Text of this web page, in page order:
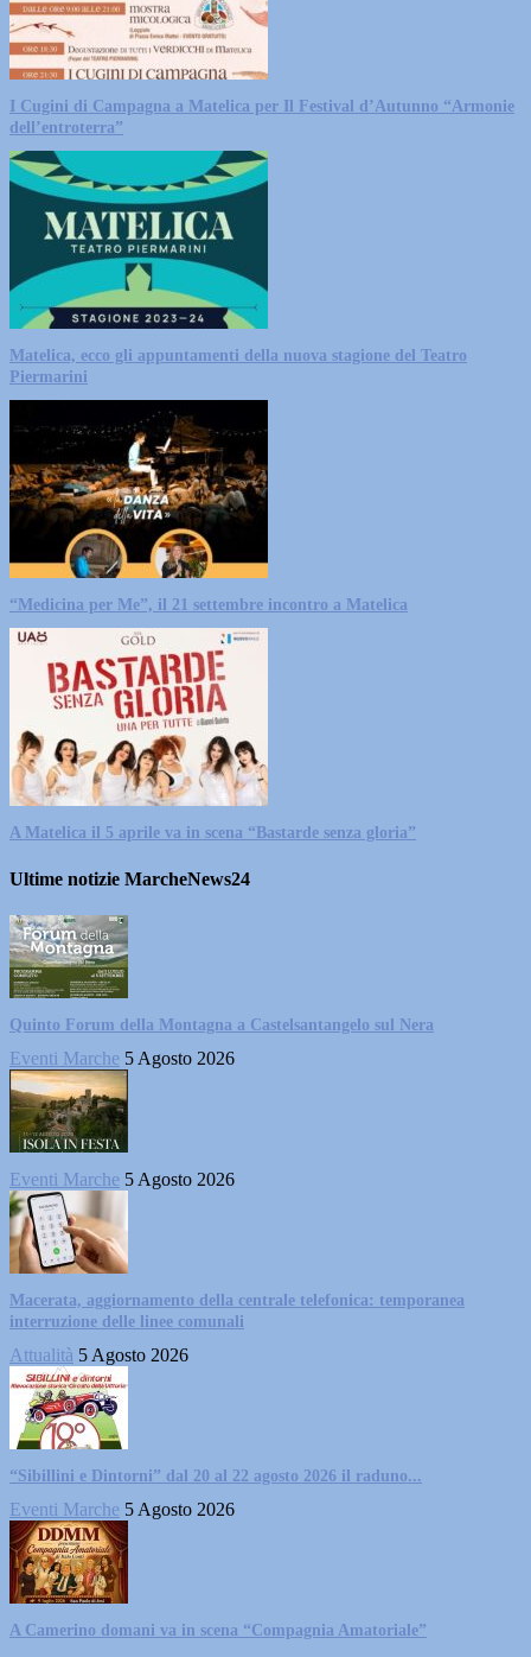
I Cugini di Campagna a Matelica per Il Festival d’Autunno “Armonie
dell’entroterra”
Matelica, ecco gli appuntamenti della nuova stagione del Teatro
Piermarini
“Medicina per Me”, il 21 settembre incontro a Matelica
A Matelica il 5 aprile va in scena “Bastarde senza gloria”
Ultime notizie MarcheNews24
Quinto Forum della Montagna a Castelsantangelo sul Nera
Eventi Marche 5 Agosto 2026
Eventi Marche 5 Agosto 2026
Macerata, aggiornamento della centrale telefonica: temporanea
interruzione delle linee comunali
Attualità 5 Agosto 2026
“Sibillini e Dintorni” dal 20 al 22 agosto 2026 il raduno...
Eventi Marche 5 Agosto 2026
A Camerino domani va in scena “Compagnia Amatoriale”